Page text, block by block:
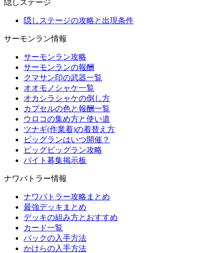
隠しステージ
隠しステージの攻略と出現条件
サーモンラン情報
サーモンラン攻略
サーモンランの報酬
クマサン印の武器一覧
オオモノシャケ一覧
オカシラシャケの倒し方
カプセルの色と報酬一覧
ウロコの集め方と使い道
ツナギ(作業着)の着替え方
ビッグランはいつ開催？
ビッグビッグラン攻略
バイト募集掲示板
ナワバトラー情報
ナワバトラー攻略まとめ
最強デッキまとめ
デッキの組み方とおすすめ
カード一覧
パックの入手方法
かけらの入手方法